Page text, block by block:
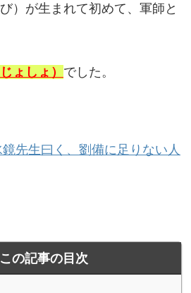
び）が生まれて初めて、軍師と
じょしょ） でした。
先生曰く、劉備に足りない人
この記事の目次